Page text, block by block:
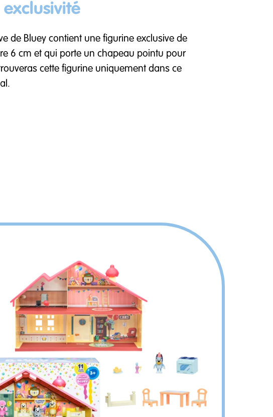
exclusivité
de Bluey contient une figurine exclusive de
6 cm et qui porte un chapeau pointu pour
cette figurine uniquement dans ce